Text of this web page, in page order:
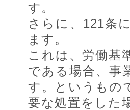
す。
さらに、121条
ます。
これは、労働基
である場合、事
す。というもの
要な処置をした